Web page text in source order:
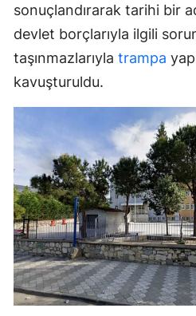
sonuçlandırarak tarihi bir
devlet borçlarıyla ilgili
taşınmazlarıyla trampa
kavuşturuldu.